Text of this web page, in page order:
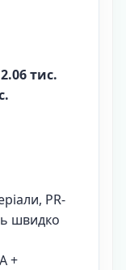
2.06 тис.
PR-
швидко
+